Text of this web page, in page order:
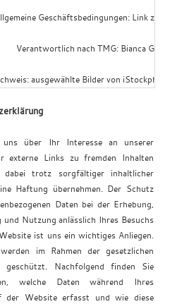
Geschäftsbedingungen: Link zu den
Verantwortlich nach TMG: Bianca Garms
ausgewählte Bilder von iStockphoto
über Ihr Interesse an unserer
externe Links zu fremden Inhalten
dabei trotz sorgfältiger inhaltlicher
Haftung übernehmen. Der Schutz
Daten bei der Erhebung,
und Nutzung anlässlich Ihres Besuchs
ist uns ein wichtiges Anliegen.
im Rahmen der gesetzlichen
geschützt. Nachfolgend finden Sie
welche Daten während Ihres
der Website erfasst und wie diese